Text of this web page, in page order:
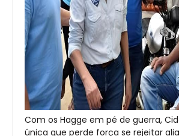
Com os Hagge em pé de guerra,
única que perde força se rejeitar